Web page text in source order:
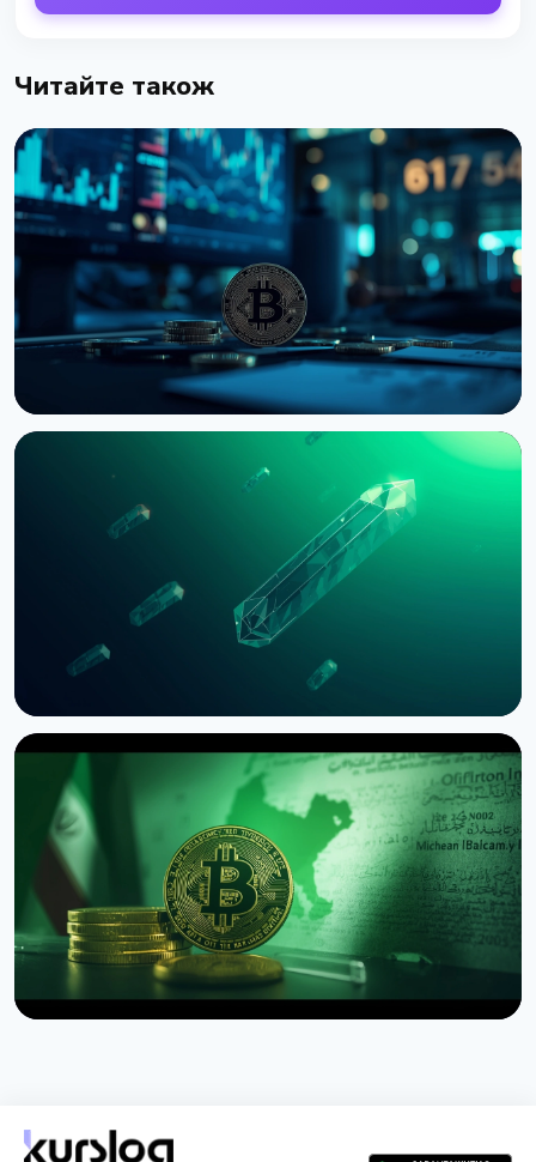
Читайте також
Bernstein попереджає про удар по крипторинку
через провал CLARITY Act у Сенаті
НОВИНА
SEC зупинила опціони Nasdaq на біткоїн через
позов CME
3 серпня 2026 р. 4 хв читання
1 серпня 2026 р.4 хв читання